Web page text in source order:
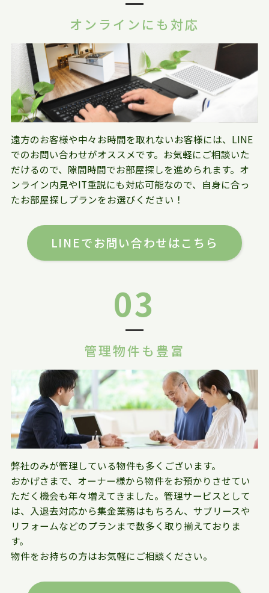
オンラインにも対応
遠方のお客様や中々お時間を取れないお客様には、LINE
でのお問い合わせがオススメです。お気軽にご相談いた
だけるので、隙間時間でお部屋探しを進められます。オ
ンライン内見やIT重説にも対応可能なので、自身に合っ
たお部屋探しプランをお選びください！
LINEでお問い合わせはこちら
03
管理物件も豊富
弊社のみが管理している物件も多くございます。
おかげさまで、オーナー様から物件をお預かりさせてい
ただく機会も年々増えてきました。管理サービスとして
は、入退去対応から集金業務はもちろん、サブリースや
リフォームなどのプランまで数多く取り揃えておりま
す。
物件をお持ちの方はお気軽にご相談ください。